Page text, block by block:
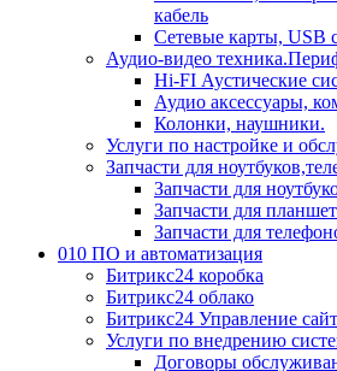
кабель
Сетевые карты, USB
Аудио-видео
Hi-FI Аустические
Аудио аксессуары,
Колонки, наушники.
Услуги по настройке и
Запчасти для
Запчасти для
Запчасти для
Запчасти для
010 ПО и автоматизация
Битрикс24 коробка
Битрикс24 облако
Битрикс24 Управление
Услуги по внедрению
Договоры